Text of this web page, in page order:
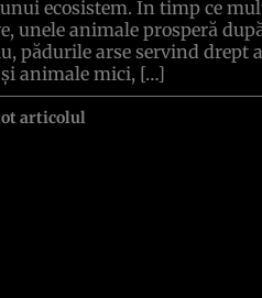
ecosistem. În timp ce
unele animale prosperă
pădurile arse servind drept
animale mici, […]
articolul